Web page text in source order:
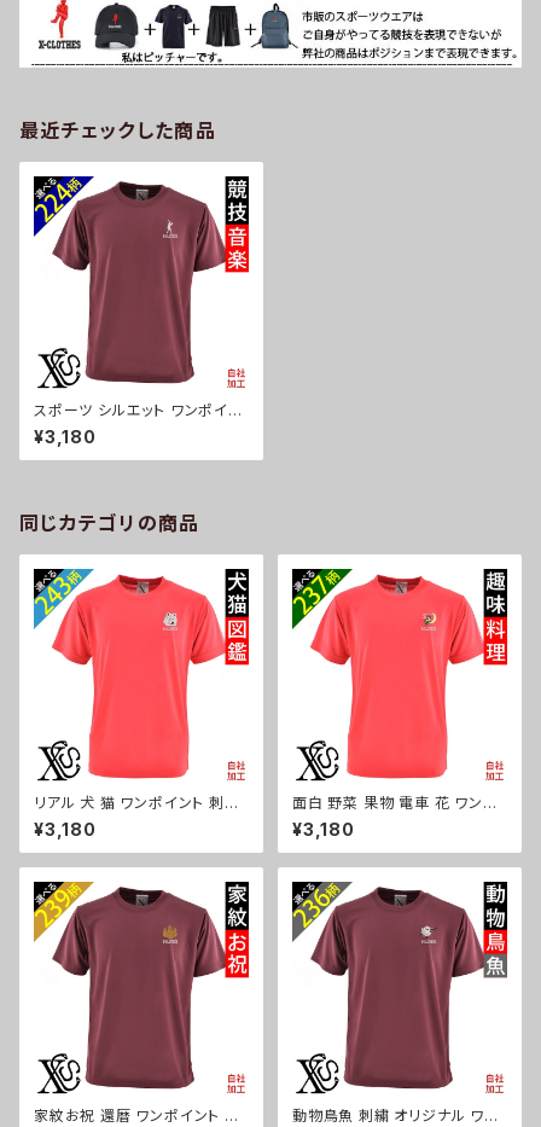
最近チェックした商品
スポーツ シルエット ワンポイン
ト 刺繍 柔らかい肌触り 4.7オン
ス ドライ 半袖 Tシャツ シルキ-
タッチ 吸水速乾 UVカット 雑貨
バスケ テニス 誕生日 クリスマ
ス メンズ レディース ori-am-t
st7-r08-s
¥3,180
同じカテゴリの商品
リアル 犬 猫 ワンポイント 刺繍
柔らかい肌触り 4.7オンス ドラ
イ 半袖 Tシャツ シルキ-タッチ
吸水速乾 UVカット 雑貨 グッズ
犬 チワワ シーズー シュナウザ
ー パグ コーイケルホンディエ
ビションフリーゼ クリスマス メ
ンズ レディース ori-am-tst7-r
10-s
¥3,180
面白 野菜 果物 電車 花 ワンポ
イント 刺繍 柔らかい肌触り 4.7
オンス ドライ 半袖 Tシャツ シル
キ-タッチ 吸水速乾 UVカット 雑
ド 柄 クリスマス メンズ レディー
ス ori-am-tst7-r09-s
¥3,180
家紋お祝 還暦 ワンポイント 刺
動物鳥魚 刺繍 オリジナル ワン